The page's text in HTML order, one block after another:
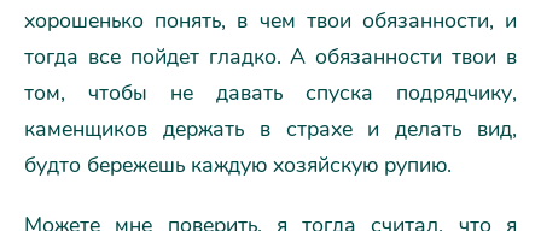
хорошенько понять, в чем твои обязанности, и
тогда все пойдет гладко. А обязанности твои в
том, чтобы не давать спуска подрядчику,
каменщиков держать в страхе и делать вид,
будто бережешь каждую хозяйскую рупию.
Можете мне поверить, я тогда считал, что я